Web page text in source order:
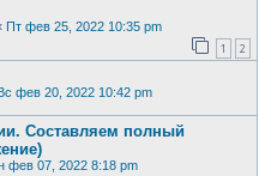
Пт фев 25, 2022 10:35 pm
1 2
фев 20, 2022 10:42 pm
Составляем полный
фев 07, 2022 8:18 pm